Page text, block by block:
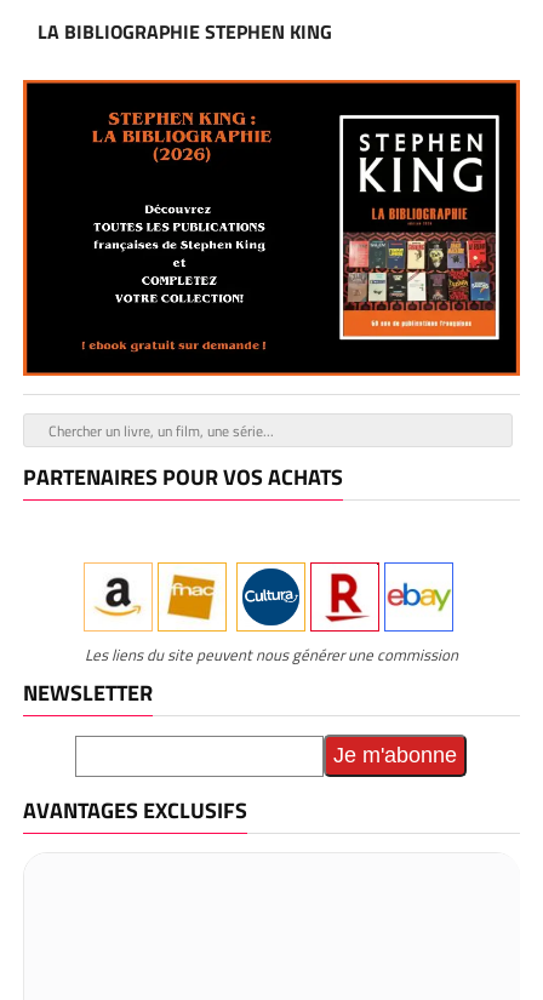
LA BIBLIOGRAPHIE STEPHEN KING
PARTENAIRES POUR VOS ACHATS
Les liens du site peuvent nous générer une commission
NEWSLETTER
AVANTAGES EXCLUSIFS